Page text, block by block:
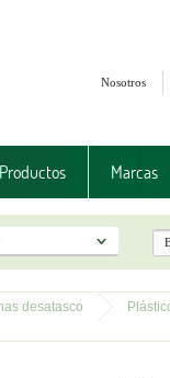
Nosotros
Productos Marcas
desatasco